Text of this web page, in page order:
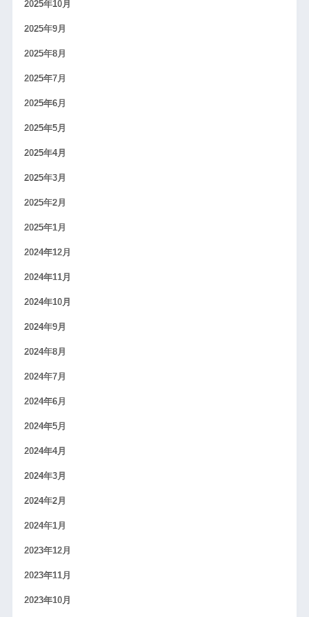
2025年10月
2025年9月
2025年8月
2025年7月
2025年6月
2025年5月
2025年4月
2025年3月
2025年2月
2025年1月
2024年12月
2024年11月
2024年10月
2024年9月
2024年8月
2024年7月
2024年6月
2024年5月
2024年4月
2024年3月
2024年2月
2024年1月
2023年12月
2023年11月
2023年10月